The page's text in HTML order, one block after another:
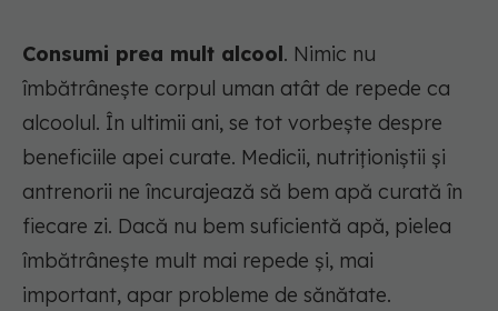
Consumi prea mult alcool. Nimic nu
îmbătrânește corpul uman atât de repede ca
alcoolul. În ultimii ani, se tot vorbește despre
beneficiile apei curate. Medicii, nutriționiștii și
antrenorii ne încurajează să bem apă curată în
fiecare zi. Dacă nu bem suficientă apă, pielea
îmbătrânește mult mai repede și, mai
important, apar probleme de sănătate.